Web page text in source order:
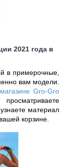
2021 года в
в примерочные,
вам модели.
Gro-Gro
материал
корзине.